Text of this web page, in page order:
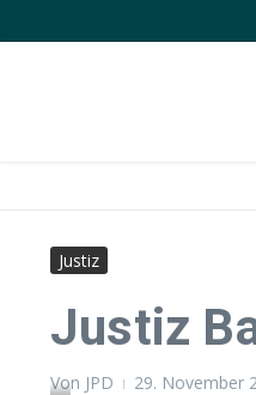
Justiz
Justiz
Von JPD 29. November